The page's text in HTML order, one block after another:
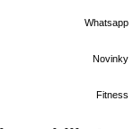
Whatsapp
Novinky
Fitness